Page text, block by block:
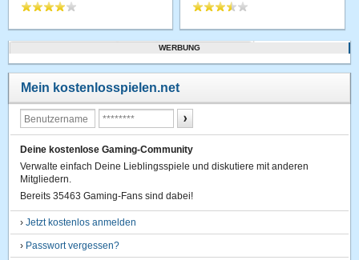
WERBUNG
Mein kostenlosspielen.net
Deine kostenlose Gaming-Community
Verwalte einfach Deine Lieblingsspiele und diskutiere mit anderen
Mitgliedern.
Bereits 35463 Gaming-Fans sind dabei!
›Jetzt kostenlos anmelden
› Passwort vergessen?